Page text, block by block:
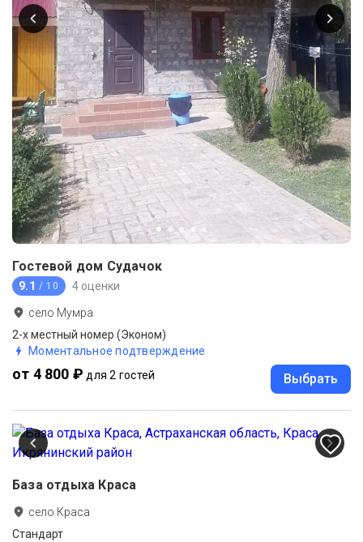
Гостевой дом Судачок
9.1 / 10 4 оценки
село Мумра
2-х местный номер (Эконом)
Моментальное подтверждение
от 4 800 ₽ для 2 гостей Выбрать
База отдыха Краса
село Краса
Стандарт